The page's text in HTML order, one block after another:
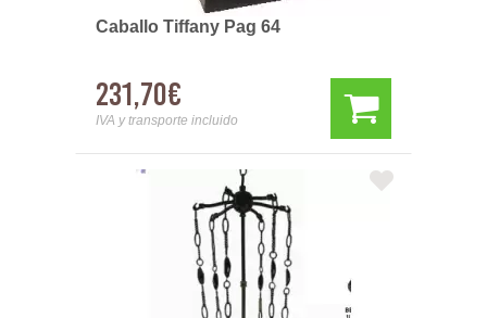
Caballo Tiffany Pag 64
231,70€
IVA y transporte incluido